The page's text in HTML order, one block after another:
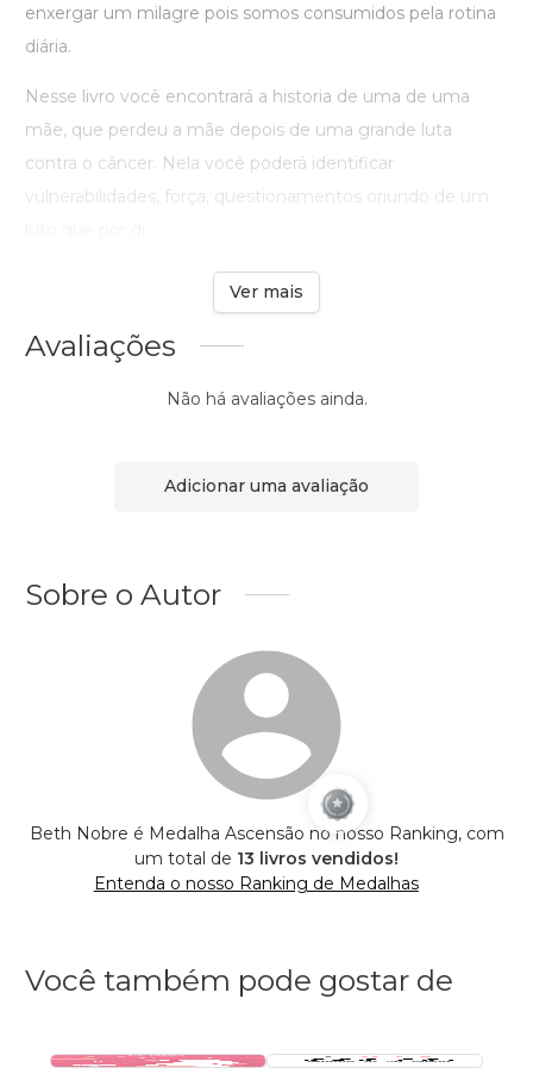
enxergar um milagre pois somos consumidos pela rotina
diária.
Nesse livro você encontrará a historia de uma de uma
mãe, que perdeu a mãe depois de uma grande luta
contra o câncer. Nela você poderá identificar
vulnerabilidades, força, questionamentos oriundo de um
Ver mais
Avaliações
Não há avaliações ainda.
Adicionar uma avaliação
Sobre o Autor
Beth Nobre é Medalha Ascensão no nosso Ranking, com
um total de 13 livros vendidos!
Entenda o nosso Ranking de Medalhas
Você também pode gostar de